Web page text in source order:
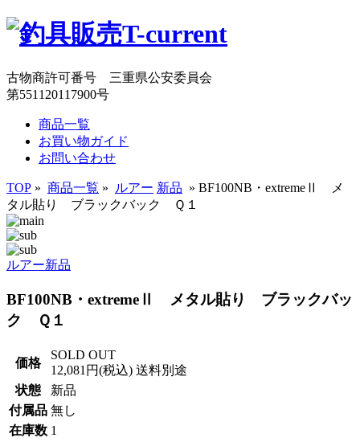
古物商許可番号 三重県公安委員会
第551120117900号
商品一覧
お買い物ガイド
お問い合わせ
TOP » 商品一覧 » ルアー 新品 » BF100NB・extremeⅡ メ
タル貼り ブラックバック Ｑ１
ルアー新品
BF100NB・extremeⅡ メタル貼り ブラックバッ
ク Ｑ１
価格
SOLD OUT
12,081円(税込) 送料別途
状態
新品
付属品 無し
在庫数 1